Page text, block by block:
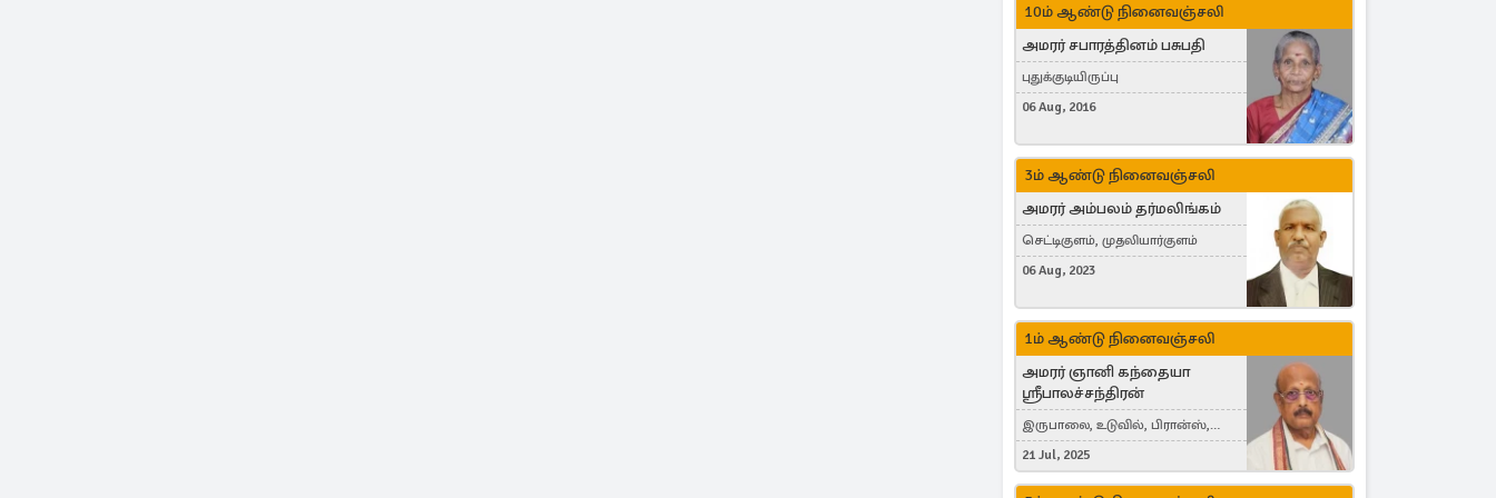
10ம் ஆண்டு நினைவஞ்சலி
அமரர் சபாரத்தினம் பசுபதி
புதுக்குடியிருப்பு
06 Aug, 2016
3ம் ஆண்டு நினைவஞ்சலி
அமரர் அம்பலம் தர்மலிங்கம்
செட்டிகுளம், முதலியார்குளம்
06 Aug, 2023
1ம் ஆண்டு நினைவஞ்சலி
அமரர் ஞானி கந்தையா
ஸ்ரீபாலச்சந்திரன்
இருபாலை, உடுவில், பிரான்ஸ்,
France
21 Jul, 2025